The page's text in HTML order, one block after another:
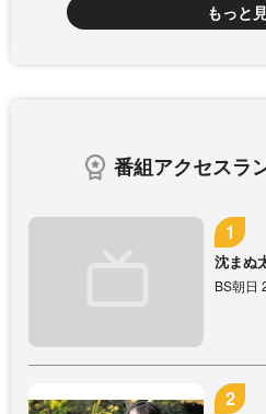
もっと
番組アクセスラ
沈まぬ
BS朝日